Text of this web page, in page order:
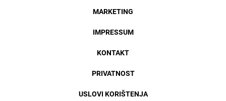
MARKETING
IMPRESSUM
KONTAKT
PRIVATNOST
USLOVI KORIŠTENJA